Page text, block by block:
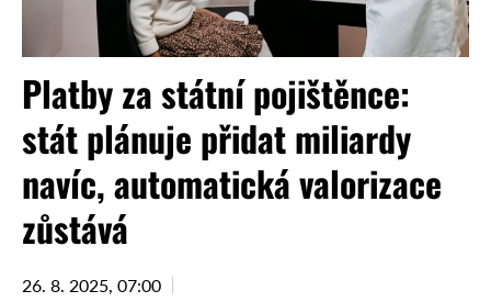
Platby za státní pojištěnce:
stát plánuje přidat miliardy
navíc, automatická valorizace
zůstává
26. 8. 2025, 07:00